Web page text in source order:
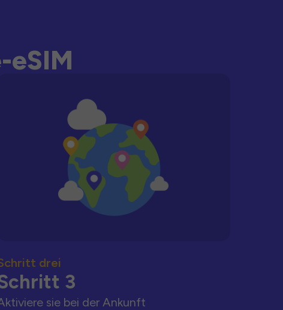
eSIM
drei
3
sie bei der Ankunft